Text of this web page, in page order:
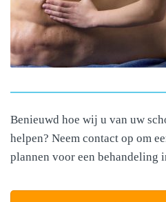
Benieuwd hoe wij u van uw
helpen? Neem contact op om
plannen voor een behandeling